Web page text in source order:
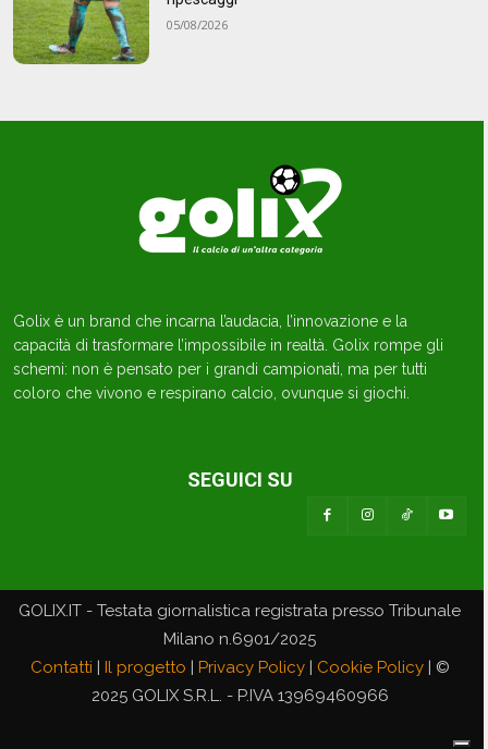
05/08/2026
Golix è un brand che incarna l’audacia, l’innovazione e la
capacità di trasformare l’impossibile in realtà. Golix rompe gli
schemi: non è pensato per i grandi campionati, ma per tutti
coloro che vivono e respirano calcio, ovunque si giochi.
SEGUICI SU
GOLIX.IT - Testata giornalistica registrata presso Tribunale
Milano n.6901/2025
Contatti | Il progetto | Privacy Policy| Cookie Policy| ©
2025 GOLIX S.R.L. - P.IVA 13969460966